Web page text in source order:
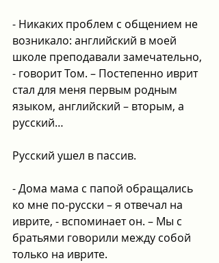
- Никаких проблем с общением не
возникало: английский в моей
школе преподавали замечательно,
- говорит Том. – Постепенно иврит
стал для меня первым родным
языком, английский – вторым, а
русский…
Русский ушел в пассив.
- Дома мама с папой обращались
ко мне по-русски – я отвечал на
иврите, - вспоминает он. – Мы с
братьями говорили между собой
только на иврите.